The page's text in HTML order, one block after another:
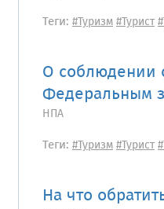
Теги: #Туризм#Турист
О соблюдении
Федеральным
НПА
Теги: #Туризм#Турист
На что